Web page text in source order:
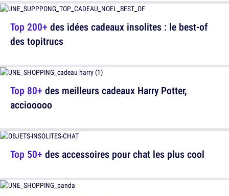
Top 200+ des idées cadeaux insolites : le best-of
des topitrucs
Top 80+ des meilleurs cadeaux Harry Potter,
acciooooo
Top 50+ des accessoires pour chat les plus cool